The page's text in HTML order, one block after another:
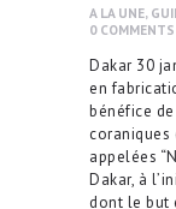
A LA UNE,
0 COMMENTS
Dakar 30
en
bénéfice
appelées
Dakar, à
dont le but